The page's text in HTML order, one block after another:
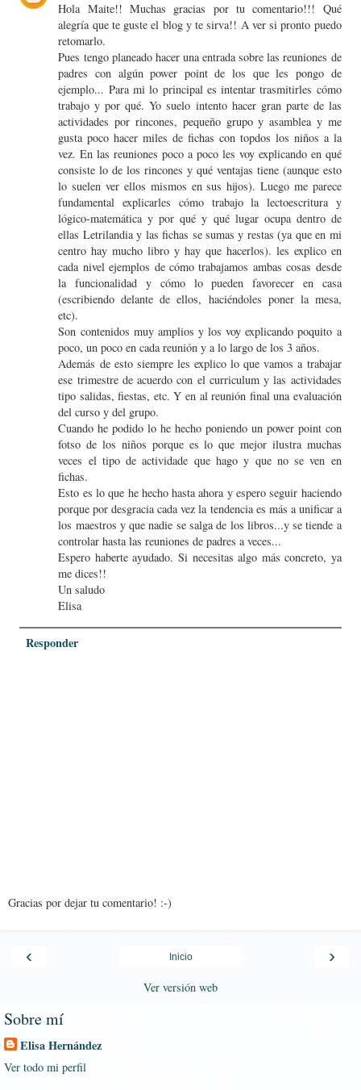
Hola Maite!! Muchas gracias por tu comentario!!! Qué
alegría que te guste el blog y te sirva!! A ver si pronto puedo
retomarlo.
Pues tengo planeado hacer una entrada sobre las reuniones de
padres con algún power point de los que les pongo de
ejemplo... Para mi lo principal es intentar trasmitirles cómo
trabajo y por qué. Yo suelo intento hacer gran parte de las
actividades por rincones, pequeño grupo y asamblea y me
gusta poco hacer miles de fichas con topdos los niños a la
vez. En las reuniones poco a poco les voy explicando en qué
consiste lo de los rincones y qué ventajas tiene (aunque esto
lo suelen ver ellos mismos en sus hijos). Luego me parece
fundamental explicarles cómo trabajo la lectoescritura y
lógico-matemática y por qué y qué lugar ocupa dentro de
ellas Letrilandia y las fichas se sumas y restas (ya que en mi
centro hay mucho libro y hay que hacerlos). les explico en
cada nivel ejemplos de cómo trabajamos ambas cosas desde
la funcionalidad y cómo lo pueden favorecer en casa
(escribiendo delante de ellos, haciéndoles poner la mesa,
etc).
Son contenidos muy amplios y los voy explicando poquito a
poco, un poco en cada reunión y a lo largo de los 3 años.
Además de esto siempre les explico lo que vamos a trabajar
ese trimestre de acuerdo con el curriculum y las actividades
tipo salidas, fiestas, etc. Y en al reunión final una evaluación
del curso y del grupo.
Cuando he podido lo he hecho poniendo un power point con
fotso de los niños porque es lo que mejor ilustra muchas
veces el tipo de actividade que hago y que no se ven en
fichas.
Esto es lo que he hecho hasta ahora y espero seguir haciendo
porque por desgracia cada vez la tendencia es más a unificar a
los maestros y que nadie se salga de los libros...y se tiende a
controlar hasta las reuniones de padres a veces...
Espero haberte ayudado. Si necesitas algo más concreto, ya
me dices!!
Un saludo
Elisa
Responder
Gracias por dejar tu comentario! :-)
‹ ›
Inicio
Ver versión web
Sobre mí
Elisa Hernández
Ver todo mi perfil